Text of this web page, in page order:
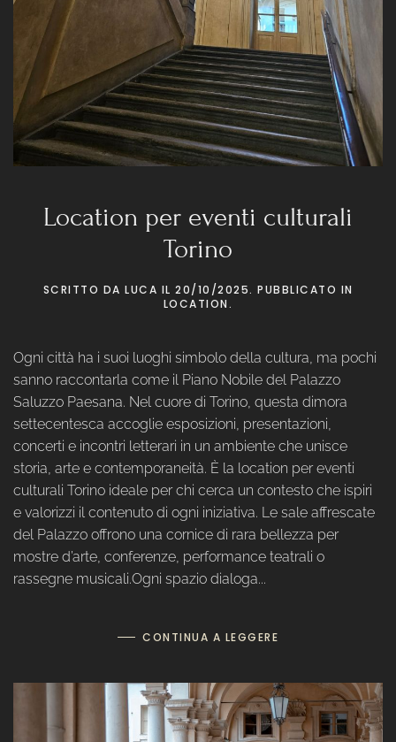
Location per eventi culturali
Torino
SCRITTO DA LUCA IL 20/10/2025. PUBBLICATO IN
LOCATION.
Ogni città ha i suoi luoghi simbolo della cultura, ma pochi
sanno raccontarla come il Piano Nobile del Palazzo
Saluzzo Paesana. Nel cuore di Torino, questa dimora
settecentesca accoglie esposizioni, presentazioni,
concerti e incontri letterari in un ambiente che unisce
storia, arte e contemporaneità. È la location per eventi
culturali Torino ideale per chi cerca un contesto che ispiri
e valorizzi il contenuto di ogni iniziativa. Le sale affrescate
del Palazzo offrono una cornice di rara bellezza per
mostre d’arte, conferenze, performance teatrali o
rassegne musicali.Ogni spazio dialoga...
CONTINUA A LEGGERE